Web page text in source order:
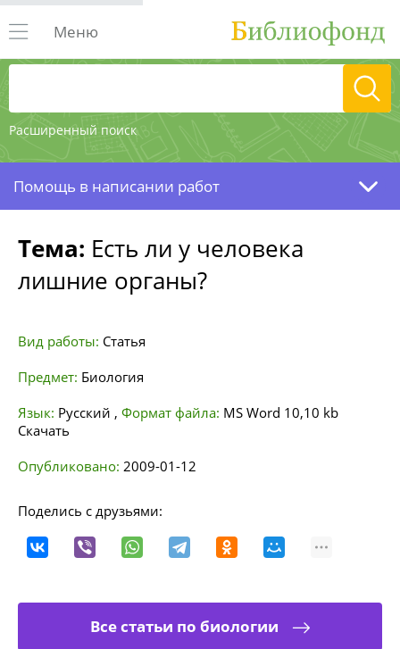
Расширенный поиск
Меню
Помощь в написании работ
Тема: Есть ли у человека
лишние органы?
Вид работы: Статья
Предмет: Биология
Язык: Русский , Формат файла: MS Word 10,10 kb
Скачать
Опубликовано: 2009-01-12
Поделись с друзьями:
Все статьи по биологии